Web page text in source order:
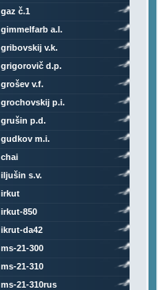
gaz č.1
gimmelfarb a.l.
gribovskij v.k.
grigorovič d.p.
grošev v.f.
grochovskij p.i.
grušin p.d.
gudkov m.i.
chai
iljušin s.v.
irkut
irkut-850
ikrut-da42
ms-21-300
ms-21-310
ms-21-310rus